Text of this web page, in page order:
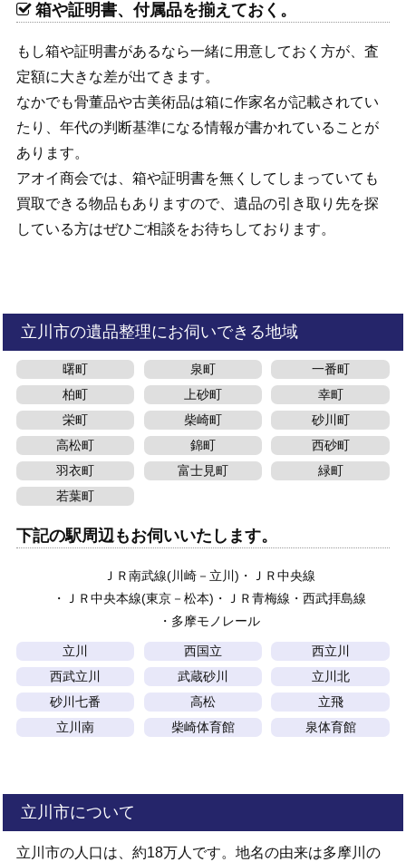
箱や証明書、付属品を揃えておく。
もし箱や証明書があるなら一緒に用意しておく方が、査
定額に大きな差が出てきます。
なかでも骨董品や古美術品は箱に作家名が記載されてい
たり、年代の判断基準になる情報が書かれていることが
あります。
アオイ商会では、箱や証明書を無くしてしまっていても
買取できる物品もありますので、遺品の引き取り先を探
している方はぜひご相談をお待ちしております。
立川市の遺品整理にお伺いできる地域
曙町 泉町
一番町
柏町
上砂町
幸町
栄町
柴崎町
砂川町
高松町
錦町
西砂町
羽衣町
富士見町
緑町
若葉町
下記の駅周辺もお伺いいたします。
ＪＲ南武線(川崎－立川)
ＪＲ中央線
ＪＲ中央本線(東京－松本)
ＪＲ青梅線
西武拝島線
多摩モノレール
立川 西国立
西立川
西武立川
武蔵砂川
立川北
砂川七番
高松
立飛
立川南
柴崎体育館 泉体育館
立川市について
立川市の人口は、約18万人です。地名の由来は多摩川の